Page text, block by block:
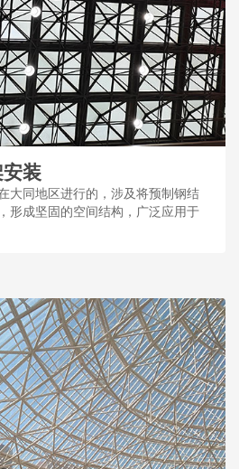
装
大同地区进行的，涉及将预制钢结
形成坚固的空间结构，广泛应用于